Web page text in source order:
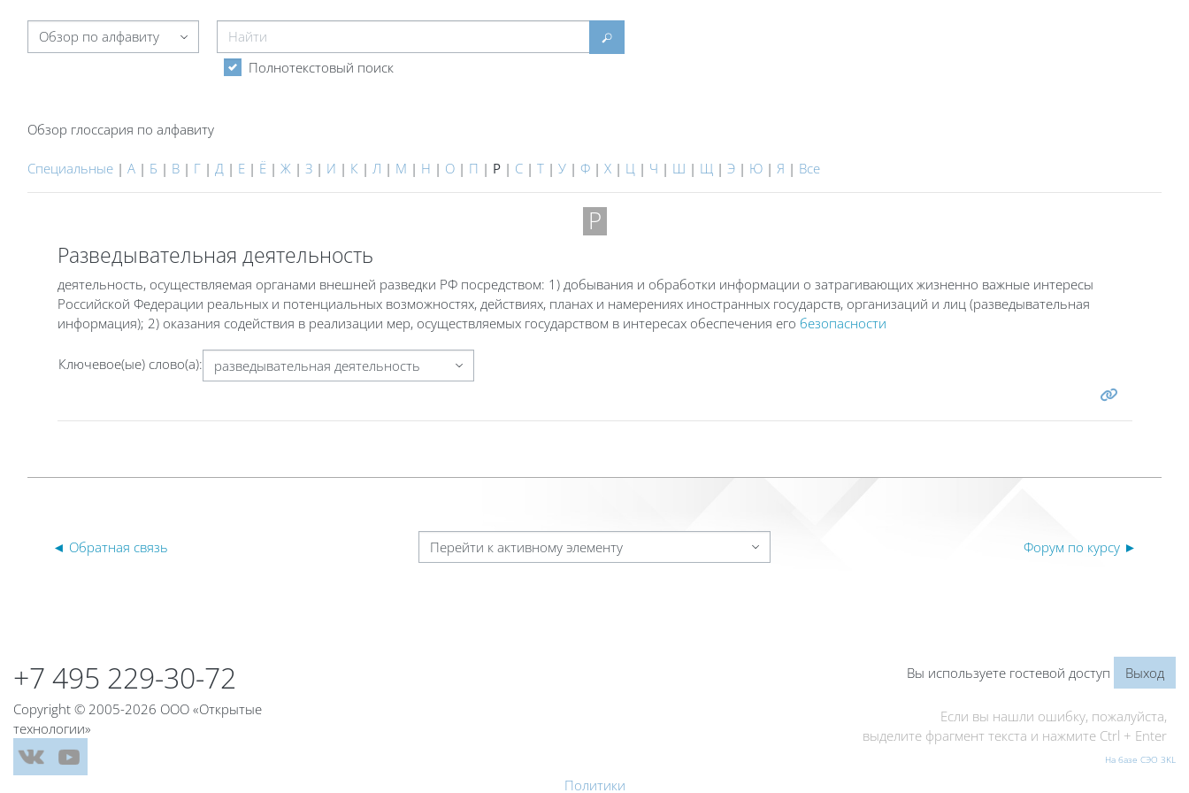
Обзор глоссария по алфавиту
Найти
Найти
Полнотекстовый поиск
Обзор глоссария по алфавиту
Специальные | А | Б | В | Г | Д | Е | Ё | Ж | З | И | К | Л | М | Н | О | П | Р | С | Т | У | Ф | Х | Ц | Ч | Ш | Щ | Э | Ю | Я | Все
Р
Разведывательная деятельность
деятельность, осуществляемая органами внешней разведки РФ посредством: 1) добывания и обработки информации о затрагивающих жизненно важные интересы
Российской Федерации реальных и потенциальных возможностях, действиях, планах и намерениях иностранных государств, организаций и лиц (разведывательная
информация); 2) оказания содействия в реализации мер, осуществляемых государством в интересах обеспечения его безопасности
Ключевое(ые) слово(а):
◄ Обратная связь Перейти к активному элементу Форум по курсу ►
+7 495 229-30-72
Copyright © 2005-2026 ООО «Открытые
технологии»
Вы используете гостевой доступ Выход
Если вы нашли ошибку, пожалуйста,
выделите фрагмент текста и нажмите Ctrl + Enter
На базе СЭО 3KL
Политики